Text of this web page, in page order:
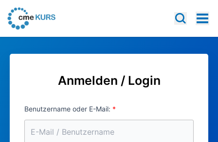
Anmelden / Login
Benutzername oder E-Mail: